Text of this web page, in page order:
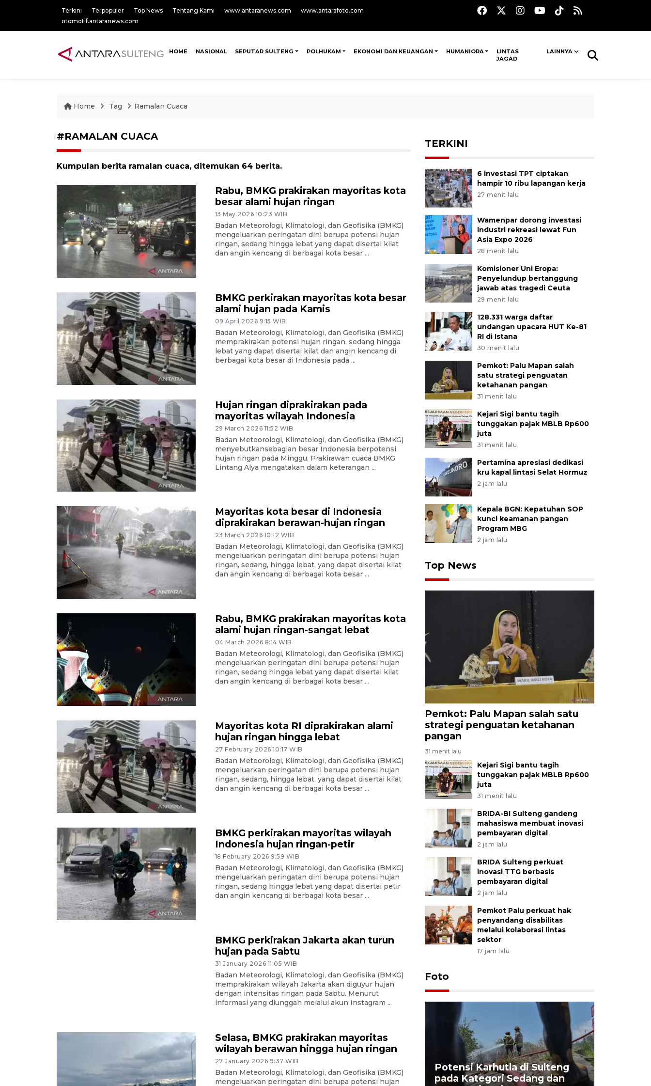
Terkini Terpopuler Top News Tentang Kami www.antaranews.com
www.antarafoto.com
otomotif.antaranews.com
HOME NASIONAL SEPUTAR SULTENG POLHUKAM EKONOMI DAN KEUANGAN HUMANIORA
LINTAS
JAGAD
LAINNYA
Home Tag Ramalan Cuaca
#RAMALAN CUACA
Kumpulan berita ramalan cuaca, ditemukan 64 berita.
Rabu, BMKG prakirakan mayoritas kota
besar alami hujan ringan
13 May 2026 10:23 WIB
Badan Meteorologi, Klimatologi, dan Geofisika (BMKG)
mengeluarkan peringatan dini berupa potensi hujan
ringan, sedang hingga lebat yang dapat disertai kilat
dan angin kencang di berbagai kota besar ...
BMKG perkirakan mayoritas kota besar
alami hujan pada Kamis
09 April 2026 9:15 WIB
Badan Meteorologi, Klimatologi, dan Geofisika (BMKG)
memprakirakan potensi hujan ringan, sedang hingga
lebat yang dapat disertai kilat dan angin kencang di
berbagai kota besar di Indonesia pada ...
Hujan ringan diprakirakan pada
mayoritas wilayah Indonesia
29 March 2026 11:52 WIB
Badan Meteorologi, Klimatologi, dan Geofisika (BMKG)
menyebutkansebagian besar Indonesia berpotensi
hujan ringan pada Minggu. Prakirawan cuaca BMKG
Lintang Alya mengatakan dalam keterangan ...
Mayoritas kota besar di Indonesia
diprakirakan berawan-hujan ringan
23 March 2026 10:12 WIB
Badan Meteorologi, Klimatologi, dan Geofisika (BMKG)
mengeluarkan peringatan dini berupa potensi hujan
ringan, sedang, hingga lebat, yang dapat disertai kilat
dan angin kencang di berbagai kota besar ...
Rabu, BMKG prakirakan mayoritas kota
alami hujan ringan-sangat lebat
04 March 2026 8:14 WIB
Badan Meteorologi, Klimatologi, dan Geofisika (BMKG)
mengeluarkan peringatan dini berupa potensi hujan
ringan, sedang hingga lebat yang dapat disertai kilat
dan angin kencang di berbagai kota besar ...
Mayoritas kota RI diprakirakan alami
hujan ringan hingga lebat
27 February 2026 10:17 WIB
Badan Meteorologi, Klimatologi, dan Geofisika (BMKG)
mengeluarkan peringatan dini berupa potensi hujan
ringan, sedang, hingga lebat, yang dapat disertai kilat
dan angin kencang di berbagai kota besar ...
BMKG perkirakan mayoritas wilayah
Indonesia hujan ringan-petir
18 February 2026 9:59 WIB
Badan Meteorologi, Klimatologi, dan Geofisika (BMKG)
mengeluarkan peringatan dini berupa potensi hujan
ringan, sedang hingga lebat yang dapat disertai petir
dan angin kencang di berbagai kota besar ...
BMKG perkirakan Jakarta akan turun
hujan pada Sabtu
31 January 2026 11:05 WIB
Badan Meteorologi, Klimatologi, dan Geofisika (BMKG)
memprakirakan wilayah Jakarta akan diguyur hujan
dengan intensitas ringan pada Sabtu. Menurut
informasi yang diunggah melalui akun Instagram ...
Selasa, BMKG prakirakan mayoritas
wilayah berawan hingga hujan ringan
27 January 2026 9:37 WIB
Badan Meteorologi, Klimatologi, dan Geofisika (BMKG)
TERKINI
6 investasi TPT ciptakan
hampir 10 ribu lapangan kerja
27 menit lalu
Wamenpar dorong investasi
industri rekreasi lewat Fun
Asia Expo 2026
28 menit lalu
Komisioner Uni Eropa:
Penyelundup bertanggung
jawab atas tragedi Ceuta
29 menit lalu
128.331 warga daftar
undangan upacara HUT Ke-81
RI di Istana
30 menit lalu
Pemkot: Palu Mapan salah
satu strategi penguatan
ketahanan pangan
31 menit lalu
Kejari Sigi bantu tagih
tunggakan pajak MBLB Rp600
juta
31 menit lalu
Pertamina apresiasi dedikasi
kru kapal lintasi Selat Hormuz
2 jam lalu
Kepala BGN: Kepatuhan SOP
kunci keamanan pangan
Program MBG
2 jam lalu
Top News
Pemkot: Palu Mapan salah satu
strategi penguatan ketahanan
pangan
31 menit lalu
Kejari Sigi bantu tagih
tunggakan pajak MBLB Rp600
juta
31 menit lalu
BRIDA-BI Sulteng gandeng
mahasiswa membuat inovasi
pembayaran digital
2 jam lalu
BRIDA Sulteng perkuat
inovasi TTG berbasis
pembayaran digital
2 jam lalu
Pemkot Palu perkuat hak
penyandang disabilitas
melalui kolaborasi lintas
sektor
17 jam lalu
Foto
Layanan pembuatan SIM Baru
Potensi Karhutla di Sulteng
pada Kategori Sedang dan